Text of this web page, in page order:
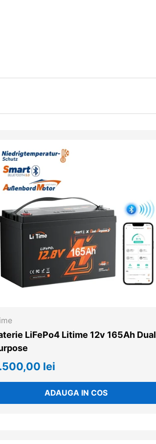
LiFePo4 Litime 12v 165Ah Dual
lei
ADAUGA IN COS